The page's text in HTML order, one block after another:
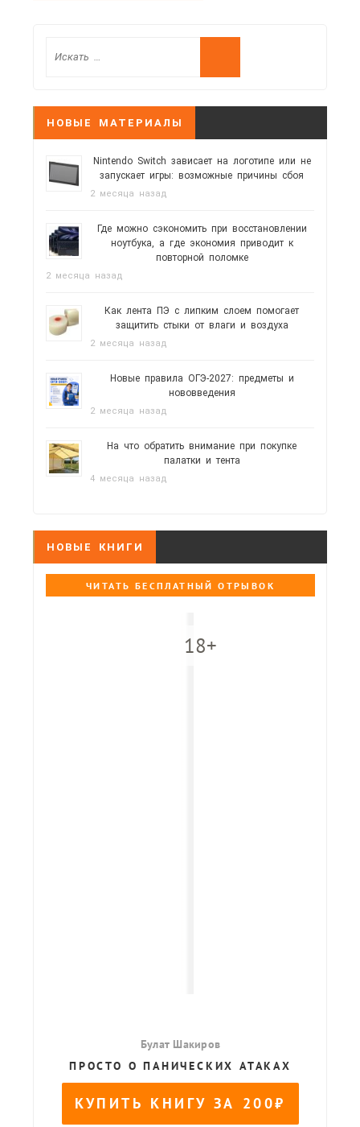
НОВЫЕ МАТЕРИАЛЫ
Nintendo Switch зависает на логотипе или не
запускает игры: возможные причины сбоя
2 месяца назад
Где можно сэкономить при восстановлении
ноутбука, а где экономия приводит к
повторной поломке
2 месяца назад
Как лента ПЭ с липким слоем помогает
защитить стыки от влаги и воздуха
2 месяца назад
Новые правила ОГЭ-2027: предметы и
нововведения
2 месяца назад
На что обратить внимание при покупке
палатки и тента
4 месяца назад
НОВЫЕ КНИГИ